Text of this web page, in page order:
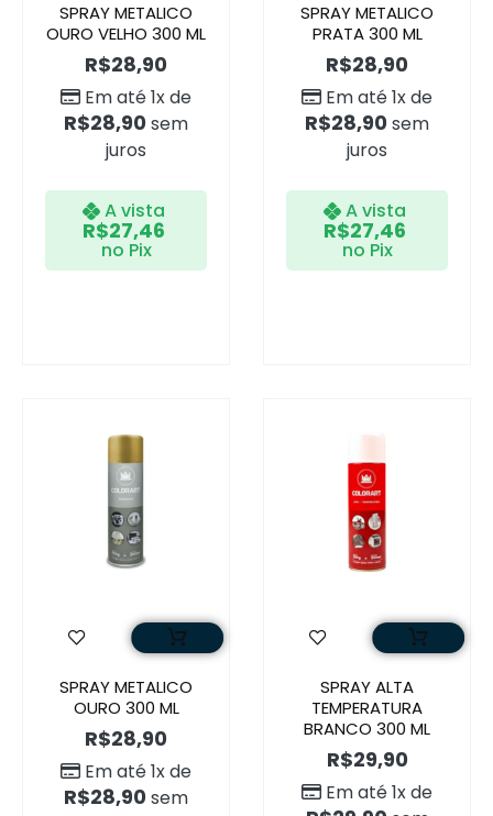
SPRAY METALICO
OURO VELHO 300 ML
R$28,90
Em até 1x de
R$28,90 sem
juros
A vista
R$27,46
no Pix
SPRAY METALICO
PRATA 300 ML
R$28,90
Em até 1x de
R$28,90 sem
juros
A vista
R$27,46
no Pix
SPRAY METALICO
OURO 300 ML
R$28,90
Em até 1x de
R$28,90 sem
SPRAY ALTA
TEMPERATURA
BRANCO 300 ML
R$29,90
Em até 1x de